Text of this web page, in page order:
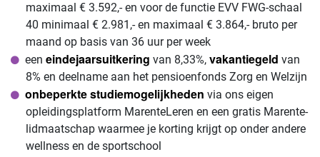
maximaal € 3.592,- en voor de functie EVV FWG-schaal
40 minimaal € 2.981,- en maximaal € 3.864,- bruto per
maand op basis van 36 uur per week
een eindejaarsuitkering van 8,33%, vakantiegeld van
8% en deelname aan het pensioenfonds Zorg en Welzijn
onbeperkte studiemogelijkheden via ons eigen
opleidingsplatform MarenteLeren en een gratis Marente-
lidmaatschap waarmee je korting krijgt op onder andere
wellness en de sportschool